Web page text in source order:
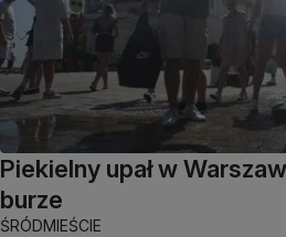
Piekielny upał w
burze
ŚRÓDMIEŚCIE